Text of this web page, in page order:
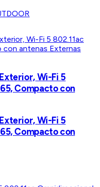
Wi-Fi 5
Compacto con
Wi-Fi 5
Compacto con